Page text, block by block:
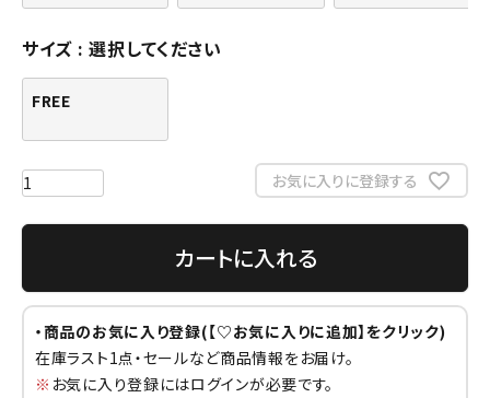
サイズ 選択してください
FREE
お気に入りに登録する
カートに入れる
・商品のお気に入り登録(【♡お気に入りに追加】をクリック)
在庫ラスト1点・セールなど商品情報をお届け。
※ お気に入り登録にはログインが必要です。